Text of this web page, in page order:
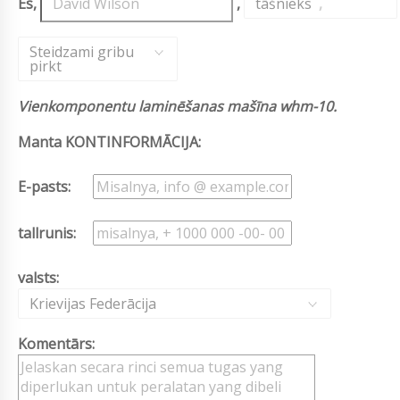
Es, , tāšnieks ,
Steidzami gribu
pirkt
Vienkomponentu laminēšanas mašīna whm-10.
Manta KONTINFORMĀCIJA:
E-pasts:
tallrunis:
valsts:
Krievijas Federācija
Komentārs: